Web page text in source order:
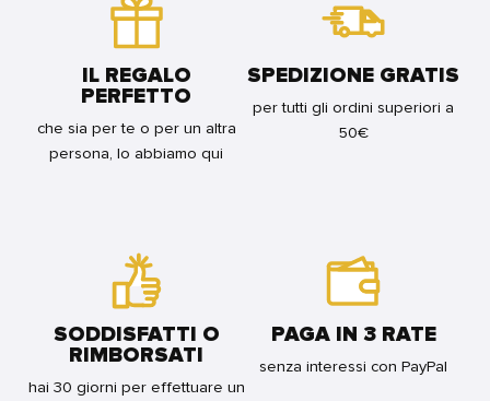
IL REGALO
PERFETTO
che sia per te o per un altra
persona, lo abbiamo qui
SPEDIZIONE GRATIS
per tutti gli ordini superiori a
50€
SODDISFATTI O
RIMBORSATI
hai 30 giorni per effettuare un
PAGA IN 3 RATE
senza interessi con PayPal